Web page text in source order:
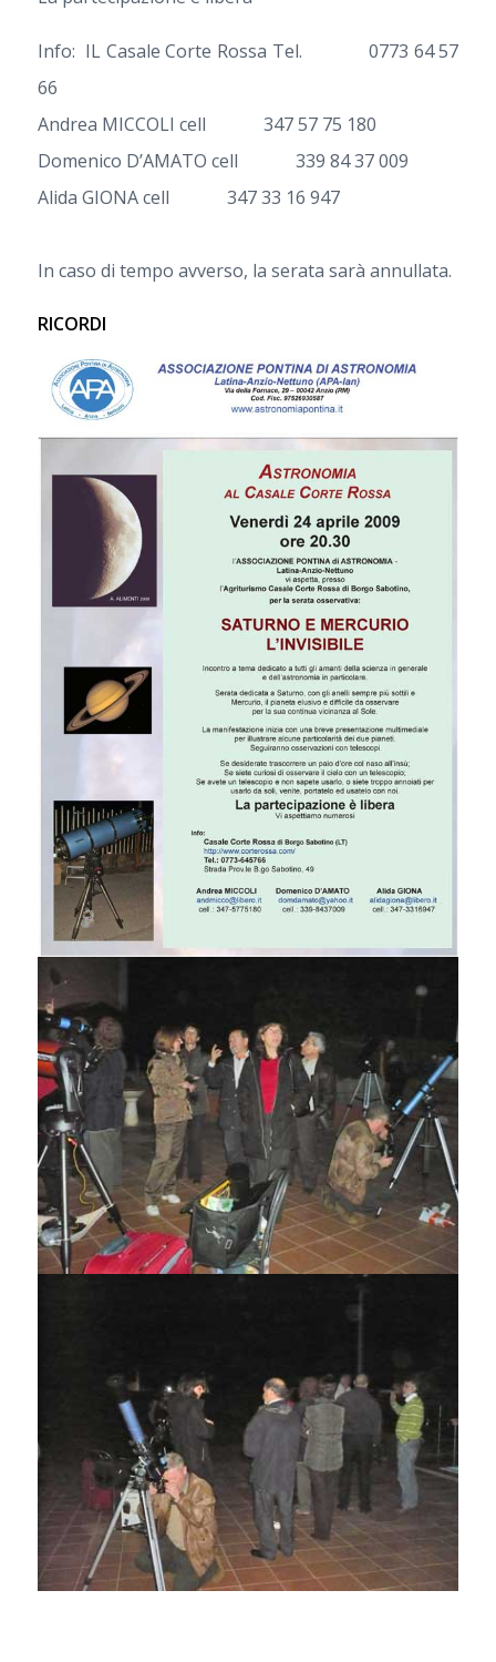
Info: IL Casale Corte Rossa Tel. 0773 64 57
66
Andrea MICCOLI cell 347 57 75 180
Domenico D’AMATO cell 339 84 37 009
Alida GIONA cell 347 33 16 947
In caso di tempo avverso, la serata sarà annullata.
RICORDI